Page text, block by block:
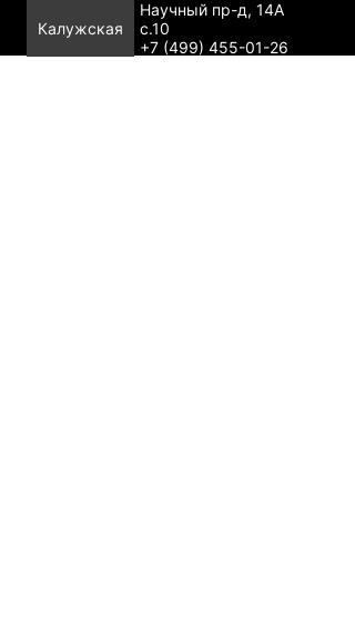
Калужская
Научный пр-д, 14А
с.10
+7 (499) 455-01-26